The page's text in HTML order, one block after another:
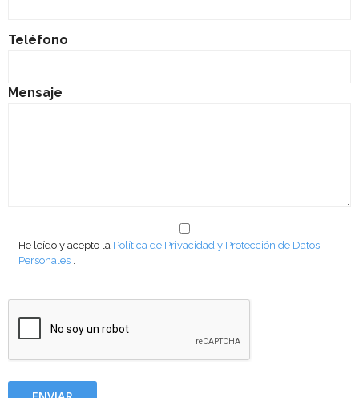
Teléfono
Mensaje
He leído y acepto la Política de Privacidad y Protección de Datos
Personales